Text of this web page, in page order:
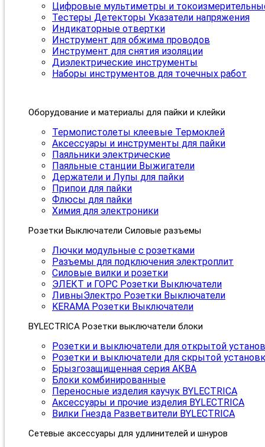
Цифровые мультиметры и
Тестеры Детекторы Указатели напряжения
Индикаторные отвертки
Инструмент для обжима проводов
Инструмент для снятия изоляции
Диэлектрические инструменты
Наборы инструментов для точечных работ
Оборудование и материалы для пайки и клейки
Термопистолеты клеевые Термоклей
Аксессуары и инструменты для пайки
Паяльники электрические
Паяльные станции Выжигатели
Держатели и Лупы для пайки
Припои для пайки
Флюсы для пайки
Химия для электроники
Розетки Выключатели Силовые разъемы
Лючки модульные с розетками
Разъемы для подключения электроплит
Силовые вилки и розетки
ЭЛЕКТ и ГОРС Розетки Выключатели
ЛивныЭлектро Розетки Выключатели
KERAMA Розетки Выключатели
BYLECTRICA Розетки выключатели блоки
Розетки и выключатели для открытой
Розетки и выключатели для скрытой
Брызгозащищенная серия АКВА
Блоки комбинированные
Переносные изделия каучук BYLECTRICA
Аксессуары и прочие изделия BYLECTRICA
Вилки Гнезда Разветвители BYLECTRICA
Сетевые аксессуары для удлинителей и шнуров